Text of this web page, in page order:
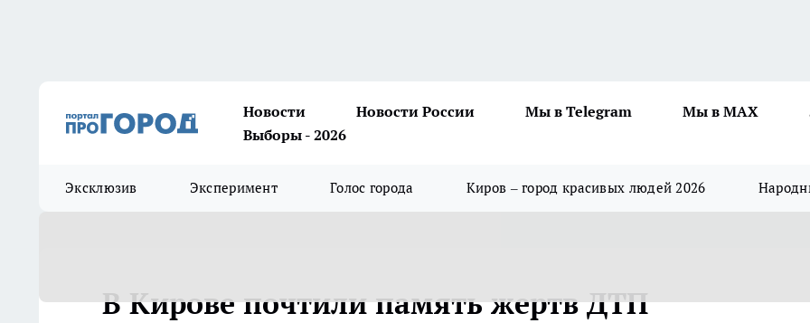
Новости Новости России Мы в Telegram Мы в MAX
Выборы - 2026
Эксклюзив Эксперимент Голос города Киров – город красивых людей 2026
В Кирове почтили память жертв ДТП